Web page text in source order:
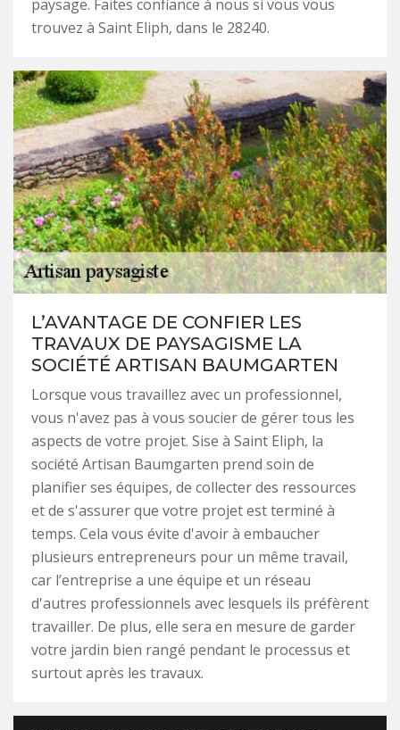
paysage. Faites confiance à nous si vous vous
trouvez à Saint Eliph, dans le 28240.
L’AVANTAGE DE CONFIER LES
TRAVAUX DE PAYSAGISME LA
SOCIÉTÉ ARTISAN BAUMGARTEN
Lorsque vous travaillez avec un professionnel,
vous n'avez pas à vous soucier de gérer tous les
aspects de votre projet. Sise à Saint Eliph, la
société Artisan Baumgarten prend soin de
planifier ses équipes, de collecter des ressources
et de s'assurer que votre projet est terminé à
temps. Cela vous évite d'avoir à embaucher
plusieurs entrepreneurs pour un même travail,
car l’entreprise a une équipe et un réseau
d'autres professionnels avec lesquels ils préfèrent
travailler. De plus, elle sera en mesure de garder
votre jardin bien rangé pendant le processus et
surtout après les travaux.